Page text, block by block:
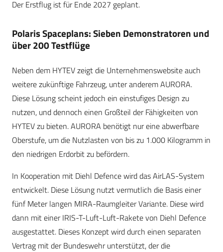
Der Erstflug ist für Ende 2027 geplant.
Polaris Spaceplans: Sieben Demonstratoren und
über 200 Testflüge
Neben dem HYTEV zeigt die Unternehmenswebsite auch
weitere zukünftige Fahrzeug, unter anderem AURORA.
Diese Lösung scheint jedoch ein einstufiges Design zu
nutzen, und dennoch einen Großteil der Fähigkeiten von
HYTEV zu bieten. AURORA benötigt nur eine abwerfbare
Oberstufe, um die Nutzlasten von bis zu 1.000 Kilogramm in
den niedrigen Erdorbit zu befördern.
In Kooperation mit Diehl Defence wird das AirLAS-System
entwickelt. Diese Lösung nutzt vermutlich die Basis einer
fünf Meter langen MIRA-Raumgleiter Variante. Diese wird
dann mit einer IRIS-T-Luft-Luft-Rakete von Diehl Defence
ausgestattet. Dieses Konzept wird durch einen separaten
Vertrag mit der Bundeswehr unterstützt, der die